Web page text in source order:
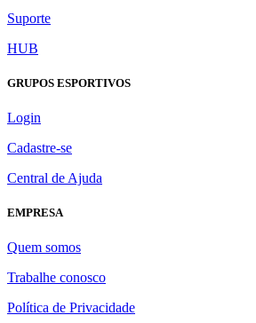
Suporte
HUB
GRUPOS ESPORTIVOS
Login
Cadastre-se
Central de Ajuda
EMPRESA
Quem somos
Trabalhe conosco
Política de Privacidade